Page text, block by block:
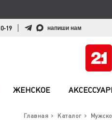
19 напиши нам
ЖЕНСКОЕ
Главная Каталог